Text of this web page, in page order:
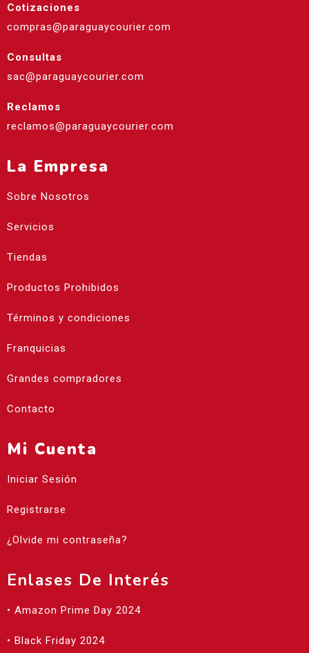
Cotizaciones
compras@paraguaycourier.com
Consultas
sac@paraguaycourier.com
Reclamos
reclamos@paraguaycourier.com
La Empresa
Sobre Nosotros
Servicios
Tiendas
Productos Prohibidos
Términos y condiciones
Franquicias
Grandes compradores
Contacto
Mi Cuenta
Iniciar Sesión
Registrarse
¿Olvide mi contraseña?
Enlases De Interés
• Amazon Prime Day 2024
• Black Friday 2024